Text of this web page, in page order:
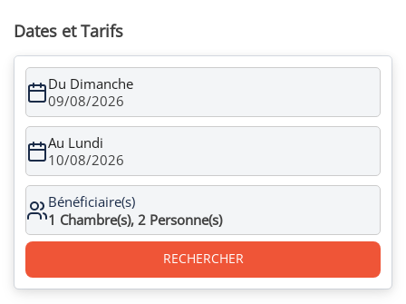
Dates et Tarifs
Du Dimanche
09/08/2026
Au Lundi
10/08/2026
Bénéficiaire(s)
1 Chambre(s), 2 Personne(s)
RECHERCHER